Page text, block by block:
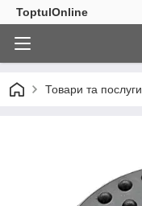
ToptulOnline
Товари та послуги